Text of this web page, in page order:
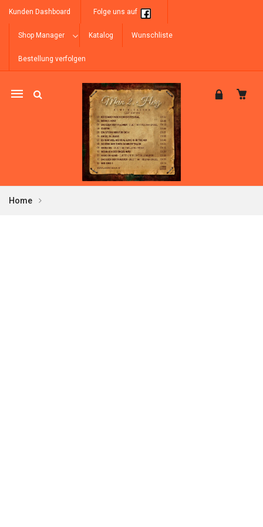
Kunden Dashboard Folge uns auf
Shop Manager Katalog Wunschliste
Bestellung verfolgen
Mobile
Home